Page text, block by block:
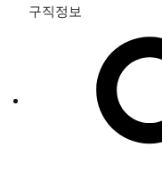
구직정보